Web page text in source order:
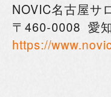
NOVIC名古屋サ
〒 460-0008 愛
https://